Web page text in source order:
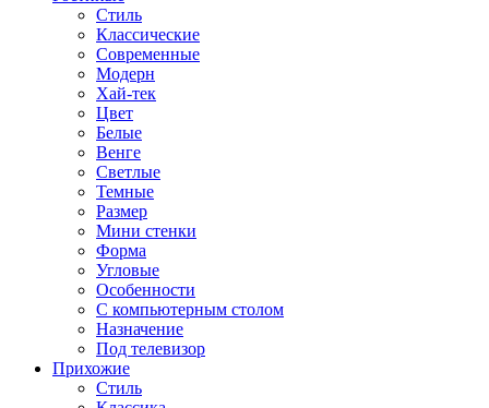
Стиль
Классические
Современные
Модерн
Хай-тек
Цвет
Белые
Венге
Светлые
Темные
Размер
Мини стенки
Форма
Угловые
Особенности
С компьютерным столом
Назначение
Под телевизор
Прихожие
Стиль